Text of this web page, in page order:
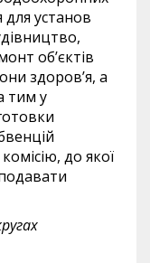
установ
об’єктів
здоров’я, а
тим у
до якої